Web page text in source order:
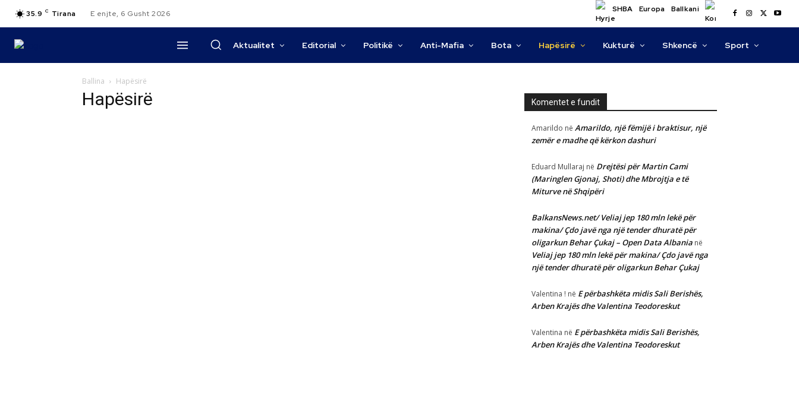
35.9 C Tirana E enjte, 6 Gusht 2026 SHBA Europa Ballkani
Aktualitet Editorial Politikë Anti-Mafia Bota Hapësirë Kukturë Shkencë Sport
Ballina Hapësirë
Hapësirë Komentet e fundit
Amarildo në Amarildo, një fëmijë i braktisur, një
zemër e madhe që kërkon dashuri
Eduard Mullaraj në Drejtësi për Martin Cami
(Maringlen Gjonaj, Shoti) dhe Mbrojtja e të
Miturve në Shqipëri
BalkansNews.net/ Veliaj jep 180 mln lekë për
makina/ Çdo javë nga një tender dhuratë për
oligarkun Behar Çukaj – Open Data Albania në
Veliaj jep 180 mln lekë për makina/ Çdo javë nga
një tender dhuratë për oligarkun Behar Çukaj
Valentina ! në E përbashkëta midis Sali Berishës,
Arben Krajës dhe Valentina Teodoreskut
Valentina në E përbashkëta midis Sali Berishës,
Arben Krajës dhe Valentina Teodoreskut